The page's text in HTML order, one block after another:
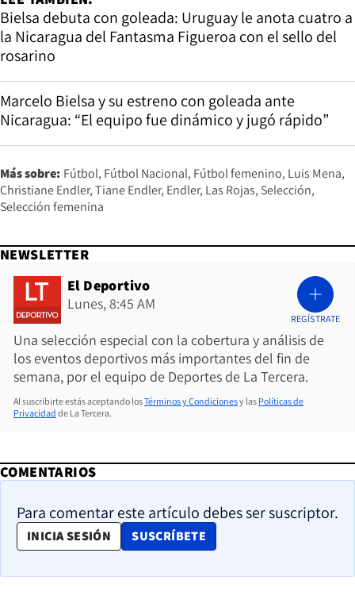
Bielsa debuta con goleada: Uruguay le anota cuatro a
la Nicaragua del Fantasma Figueroa con el sello del
rosarino
Marcelo Bielsa y su estreno con goleada ante
Nicaragua: “El equipo fue dinámico y jugó rápido”
Más sobre: Fútbol Fútbol Nacional Fútbol femenino Luis Mena
Christiane Endler Tiane Endler Endler Las Rojas Selección
Selección femenina
NEWSLETTER
El Deportivo
Lunes, 8:45 AM
Una selección especial con la cobertura y análisis de
los eventos deportivos más importantes del fin de
semana, por el equipo de Deportes de La Tercera.
REGÍSTRATE
Al suscribirte estás aceptando losTérminos y Condicionesy las Políticas de
Privacidad de La Tercera.
COMENTARIOS
Para comentar este artículo debes ser suscriptor.
INICIA SESIÓN SUSCRÍBETE
OPENS IN NEW WINDOW